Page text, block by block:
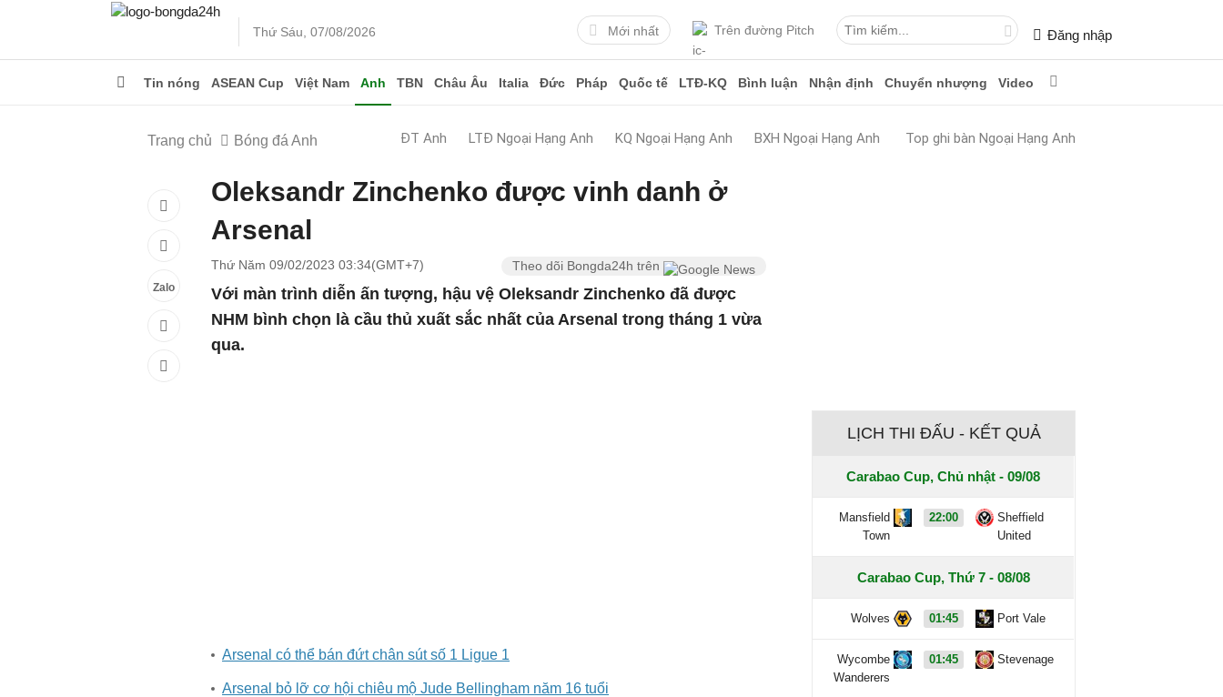
Thứ Sáu, 07/08/2026 Mới nhất Trên đường Pitch Đăng nhập
Tin nóng ASEAN Cup Việt Nam Anh TBN Châu Âu Italia Đức Pháp Quốc tế LTĐ-KQ Bình luận Nhận định Chuyển nhượng Video
Trang chủ Bóng đá Anh ĐT Anh LTĐ Ngoại Hạng Anh KQ Ngoại Hạng Anh BXH Ngoại Hạng Anh Top ghi bàn Ngoại Hạng Anh
Zalo
Oleksandr Zinchenko được vinh danh ở
Arsenal
Thứ Năm 09/02/2023 03:34(GMT+7) Theo dõi Bongda24h trên
Với màn trình diễn ấn tượng, hậu vệ Oleksandr Zinchenko đã được
NHM bình chọn là cầu thủ xuất sắc nhất của Arsenal trong tháng 1 vừa
qua.
Arsenal có thể bán đứt chân sút số 1 Ligue 1
Arsenal bỏ lỡ cơ hội chiêu mộ Jude Bellingham năm 16 tuổi
LỊCH THI ĐẤU - KẾT QUẢ
Carabao Cup, Chủ nhật - 09/08
Mansfield
Town
22:00
Sheffield
United
Carabao Cup, Thứ 7 - 08/08
Wolves 01:45 Port Vale
Wycombe
Wanderers
01:45 Stevenage